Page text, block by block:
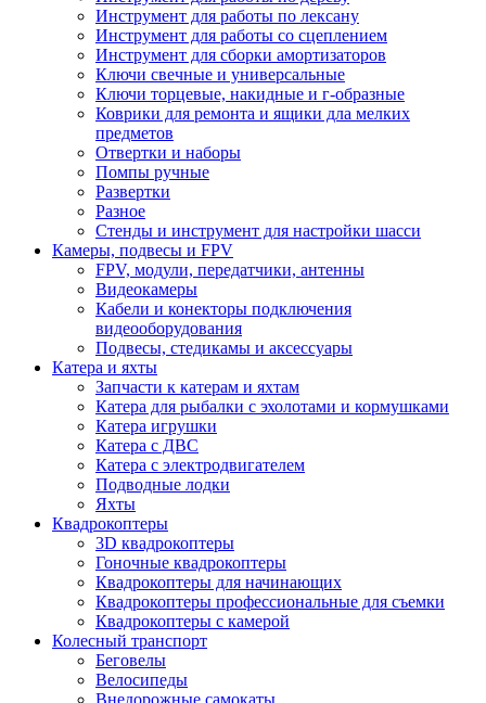
Инструмент для работы по лексану
Инструмент для работы со сцеплением
Инструмент для сборки амортизаторов
Ключи свечные и универсальные
Ключи торцевые, накидные и г-образные
Коврики для ремонта и ящики дла мелких
предметов
Отвертки и наборы
Помпы ручные
Развертки
Разное
Стенды и инструмент для настройки шасси
Камеры, подвесы и FPV
FPV, модули, передатчики, антенны
Видеокамеры
Кабели и конекторы подключения
видеооборудования
Подвесы, стедикамы и аксессуары
Катера и яхты
Запчасти к катерам и яхтам
Катера для рыбалки с эхолотами и кормушками
Катера игрушки
Катера с ДВС
Катера с электродвигателем
Подводные лодки
Яхты
Квадрокоптеры
3D квадрокоптеры
Гоночные квадрокоптеры
Квадрокоптеры для начинающих
Квадрокоптеры профессиональные для съемки
Квадрокоптеры с камерой
Колесный транспорт
Беговелы
Велосипеды
Внедорожные самокаты